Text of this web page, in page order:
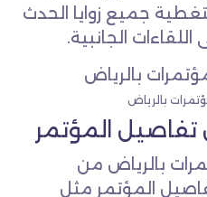
جميع زوايا الحدث
الجانبية.
بالرياض
المؤتمر
بالرياض من
المؤتمر مثل